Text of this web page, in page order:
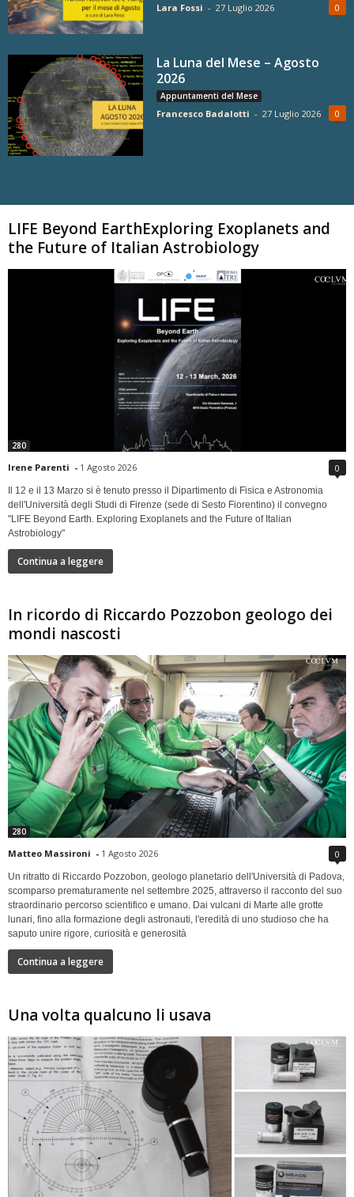
Lara Fossi - 27 Luglio 2026 0
La Luna del Mese – Agosto
2026
Appuntamenti del Mese
Francesco Badalotti - 27 Luglio 2026 0
LIFE Beyond EarthExploring Exoplanets and
the Future of Italian Astrobiology
280
Irene Parenti - 1 Agosto 2026 0
Il 12 e il 13 Marzo si è tenuto presso il Dipartimento di Fisica e Astronomia
dell'Università degli Studi di Firenze (sede di Sesto Fiorentino) il convegno
"LIFE Beyond Earth. Exploring Exoplanets and the Future of Italian
Astrobiology"
Continua a leggere
In ricordo di Riccardo Pozzobon geologo dei
mondi nascosti
280
Matteo Massironi - 1 Agosto 2026 0
Un ritratto di Riccardo Pozzobon, geologo planetario dell'Università di Padova,
scomparso prematuramente nel settembre 2025, attraverso il racconto del suo
straordinario percorso scientifico e umano. Dai vulcani di Marte alle grotte
lunari, fino alla formazione degli astronauti, l'eredità di uno studioso che ha
saputo unire rigore, curiosità e generosità
Continua a leggere
Una volta qualcuno li usava